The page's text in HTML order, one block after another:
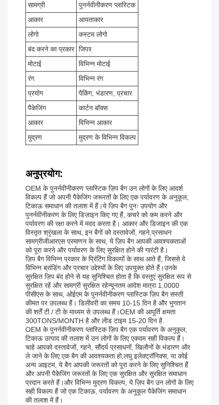
सामग्री
पुनर्नवीनीकरण प्लास्टिक
आकार
आयताकार
लोगो
कस्टम लोगो
बंद करने का प्रकार जिपर
मोटाई
विभिन्न मोटाई
रंग
विभिन्न रंग
प्रयोग
पैकिंग, भंडारण, प्रचार
पैकेजिंग
कार्टन बॉक्स
आकार
विभिन्न आकार
मुद्रण
मुद्रण के विभिन्न विकल्प
अनुप्रयोग:
OEM के पुनर्नवीनीकरण प्लास्टिक ज़िप बैग उन लोगों के लिए आदर्श
विकल्प हैं जो अपनी पैकेजिंग जरूरतों के लिए एक पर्यावरण के अनुकूल,
टिकाऊ समाधान की तलाश में हैं।ये ज़िप बैग पुनः उपयोग और
पुनर्नवीनीकरण के लिए डिज़ाइन किए गए हैं, कचरे को कम करने और
पर्यावरण की रक्षा करने में मदद करता है। आकार और डिजाइन की एक
विस्तृत श्रृंखला के साथ, इन बैगों को दस्तावेजों, गहने,प्रसाधन
सामग्रीजीआरएस प्रमाणन के साथ, ये ज़िप बैग आपकी आवश्यकताओं
को पूरा करने और पर्यावरण के लिए सुरक्षित होने की गारंटी है।
ज़िप बैग विभिन्न प्रकार के प्रिंटिंग विकल्पों के साथ आते हैं, जिससे वे
विभिन्न ब्रांडिंग और प्रचार उद्देश्यों के लिए उपयुक्त होते हैं।उनके
सुरक्षित ज़िप बंद होने से यह सुनिश्चित होता है कि वस्तुएं सुरक्षित रूप से
सुरक्षित रहें और सामग्री सुरक्षित रहेन्यूनतम आदेश मात्रा 1,0000
पीसीएस के साथ, ओईएम के पुनर्नवीनीकरण प्लास्टिक ज़िप बैग सस्ती
कीमत पर उपलब्ध हैं। डिलीवरी का समय 10-15 दिन है और भुगतान
की शर्तें टी / टी के माध्यम से उपलब्ध हैं।OEM की आपूर्ति क्षमता
300TONS/MONTH है और लीड टाइम 15-20 दिन है.
OEM के पुनर्नवीनीकरण प्लास्टिक ज़िप बैग एक पर्यावरण के अनुकूल,
टिकाऊ उत्पाद की तलाश में उन लोगों के लिए एकदम सही विकल्प हैं।
चाहे आपको दस्तावेजों, गहने, सौंदर्य प्रसाधनों, खिलौनों के भंडारण और
ले जाने के लिए एक बैग की आवश्यकता हो,लघु इलेक्ट्रॉनिक्स, या कोई
अन्य आइटम, ये बैग आपकी जरूरतों को पूरा करने के लिए सुनिश्चित हैं
और अपनी पैकेजिंग जरूरतों के लिए एक सुरक्षित और सुरक्षित समाधान
प्रदान करते हैं।और विभिन्न मुद्रण विकल्प, ये ज़िप बैग उन लोगों के लिए
सही विकल्प हैं जो एक टिकाऊ, पर्यावरण के अनुकूल पैकेजिंग समाधान
की तलाश में हैं।